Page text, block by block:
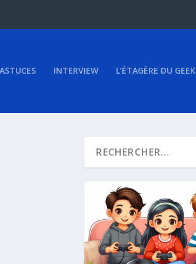
INTERVIEW L’ÉTAGÈRE DU GEEK